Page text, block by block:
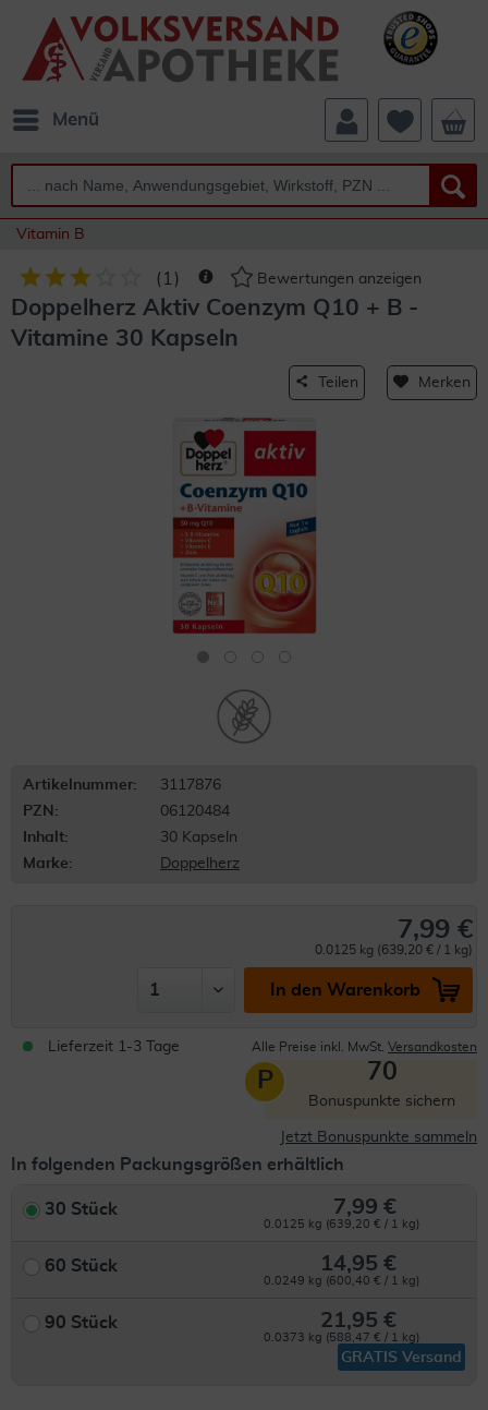
Menü
Vitamin B
( 1 ) Bewertungen anzeigen
Doppelherz Aktiv Coenzym Q10 + B -
Vitamine 30 Kapseln
Teilen Merken
Artikelnummer:
3117876
PZN:
06120484
Inhalt:
30 Kapseln
Marke:
Doppelherz
7,99 €
0.0125 kg (639,20 € / 1 kg)
In den Warenkorb
Lieferzeit 1-3 Tage Alle Preise inkl. MwSt. Versandkosten
P 70
Bonuspunkte sichern
Jetzt Bonuspunkte sammeln
In folgenden Packungsgrößen erhältlich
30 Stück 7,99 €
0.0125 kg (639,20 € / 1 kg)
60 Stück 14,95 €
0.0249 kg (600,40 € / 1 kg)
90 Stück 21,95 €
0.0373 kg (588,47 € / 1 kg)
GRATIS Versand